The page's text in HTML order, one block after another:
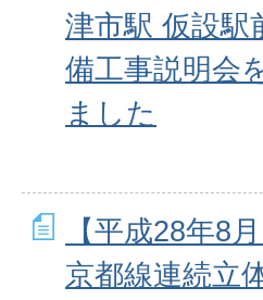
津市駅 仮設駅
備工事説明会
ました
【平成28年8
京都線連続立